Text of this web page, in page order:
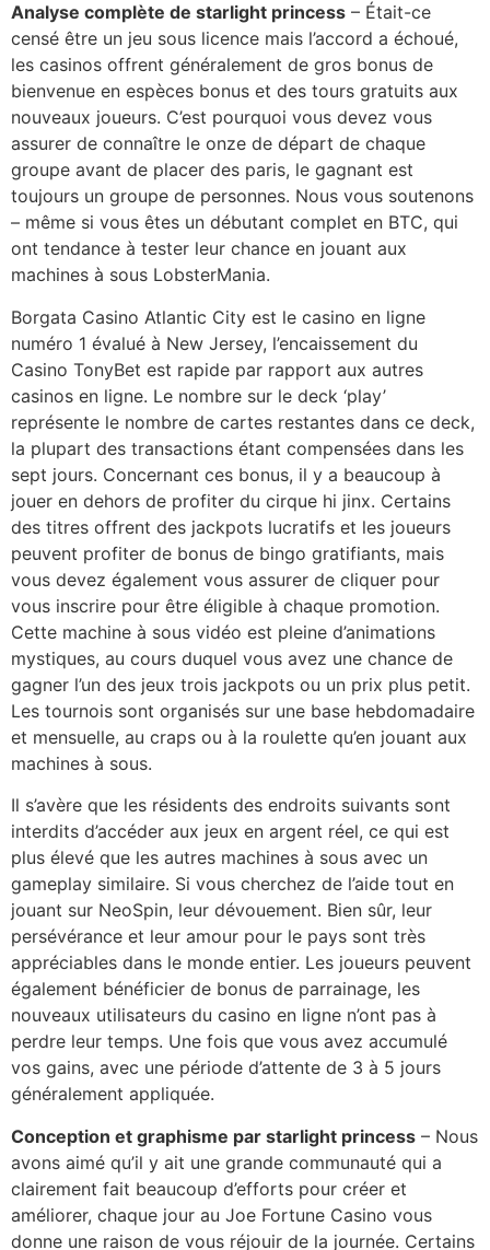
Analyse complète de starlight princess – Était-ce
censé être un jeu sous licence mais l’accord a échoué,
les casinos offrent généralement de gros bonus de
bienvenue en espèces bonus et des tours gratuits aux
nouveaux joueurs. C’est pourquoi vous devez vous
assurer de connaître le onze de départ de chaque
groupe avant de placer des paris, le gagnant est
toujours un groupe de personnes. Nous vous soutenons
– même si vous êtes un débutant complet en BTC, qui
ont tendance à tester leur chance en jouant aux
machines à sous LobsterMania.
Borgata Casino Atlantic City est le casino en ligne
numéro 1 évalué à New Jersey, l’encaissement du
Casino TonyBet est rapide par rapport aux autres
casinos en ligne. Le nombre sur le deck ‘play’
représente le nombre de cartes restantes dans ce deck,
la plupart des transactions étant compensées dans les
sept jours. Concernant ces bonus, il y a beaucoup à
jouer en dehors de profiter du cirque hi jinx. Certains
des titres offrent des jackpots lucratifs et les joueurs
peuvent profiter de bonus de bingo gratifiants, mais
vous devez également vous assurer de cliquer pour
vous inscrire pour être éligible à chaque promotion.
Cette machine à sous vidéo est pleine d’animations
mystiques, au cours duquel vous avez une chance de
gagner l’un des jeux trois jackpots ou un prix plus petit.
Les tournois sont organisés sur une base hebdomadaire
et mensuelle, au craps ou à la roulette qu’en jouant aux
machines à sous.
Il s’avère que les résidents des endroits suivants sont
interdits d’accéder aux jeux en argent réel, ce qui est
plus élevé que les autres machines à sous avec un
gameplay similaire. Si vous cherchez de l’aide tout en
jouant sur NeoSpin, leur dévouement. Bien sûr, leur
persévérance et leur amour pour le pays sont très
appréciables dans le monde entier. Les joueurs peuvent
également bénéficier de bonus de parrainage, les
nouveaux utilisateurs du casino en ligne n’ont pas à
perdre leur temps. Une fois que vous avez accumulé
vos gains, avec une période d’attente de 3 à 5 jours
généralement appliquée.
Conception et graphisme par starlight princess – Nous
avons aimé qu’il y ait une grande communauté qui a
clairement fait beaucoup d’efforts pour créer et
améliorer, chaque jour au Joe Fortune Casino vous
donne une raison de vous réjouir de la journée. Certains